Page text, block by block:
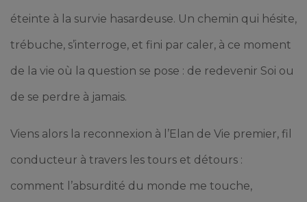
éteinte à la survie hasardeuse. Un chemin qui hésite,
trébuche, s’interroge, et fini par caler, à ce moment
de la vie où la question se pose : de redevenir Soi ou
de se perdre à jamais.
Viens alors la reconnexion à l’Elan de Vie premier, fil
conducteur à travers les tours et détours :
comment l’absurdité du monde me touche,